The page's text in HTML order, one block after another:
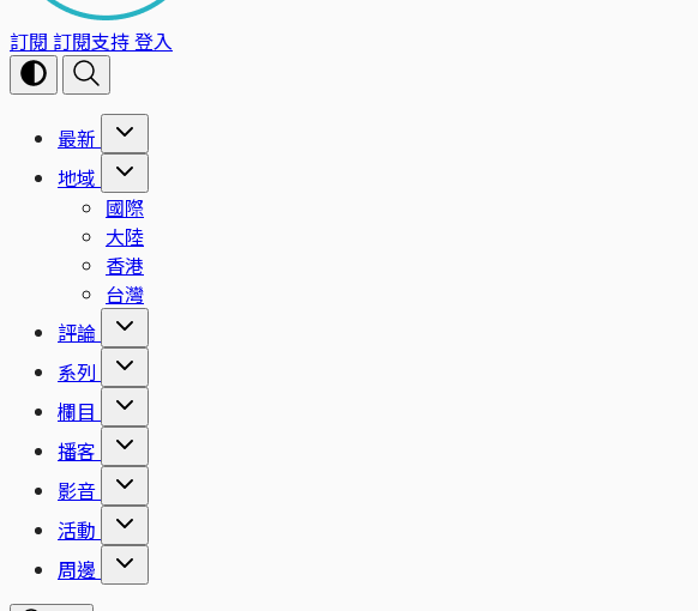
訂閱 訂閱支持登入
最新
地域
國際
大陸
香港
台灣
評論
系列
欄目
播客
影音
活動
周邊